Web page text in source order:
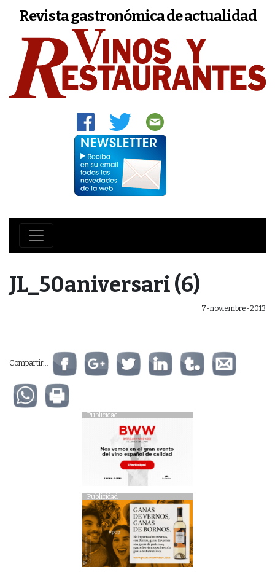
Revista gastronómica de actualidad
JL_50aniversari (6)
7-noviembre-2013
Compartir...
Publicidad
Publicidad